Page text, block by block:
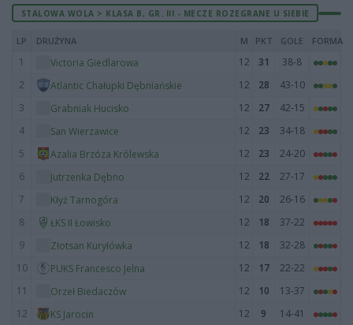
STALOWA WOLA > KLASA B, GR. III - MECZE ROZEGRANE U SIEBIE
LP DRUŻYNA M PKT GOLE FORMA
1 Victoria Giedlarowa 12 31
38-8
2
Atlantic Chałupki Dębniańskie 12 28
43-10
3
Grabniak Hucisko 12 27
42-15
4
San Wierzawice 12 23
34-18
5
Azalia Brzóza Królewska 12 23
24-20
6
Jutrzenka Dębno 12 22
27-17
7
Kłyż Tarnogóra 12 20
26-16
8
ŁKS II Łowisko 12 18
37-22
9
Złotsan Kuryłówka 12 18
32-28
10
PUKS Francesco Jelna 12 17
22-22
11
Orzeł Biedaczów 12 10
13-37
12
KS Jarocin 12 9 14-41